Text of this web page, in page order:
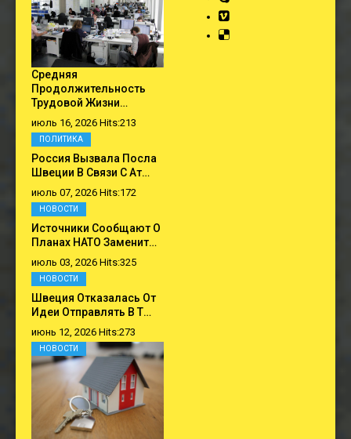
Средняя
Продолжительность
Трудовой Жизни…
июль 16, 2026 Hits:213
Россия Вызвала Посла
Швеции В Связи С Ат…
июль 07, 2026 Hits:172
ПОЛИТИКА
Источники Сообщают О
Планах НАТО Заменит…
июль 03, 2026 Hits:325
НОВОСТИ
Швеция Отказалась От
Идеи Отправлять В Т…
июнь 12, 2026 Hits:273
НОВОСТИ
НОВОСТИ